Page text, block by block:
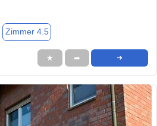
Zimmer 4.5
★ ➦ ➜